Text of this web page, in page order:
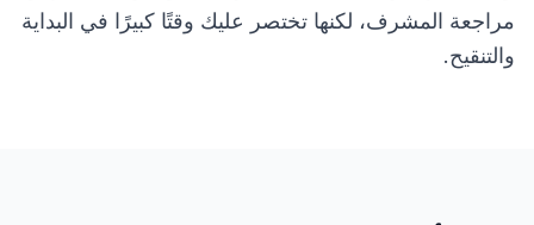
مراجعة المشرف، لكنها تختصر عليك وقتًا كبيرًا في البداية
والتنقيح.